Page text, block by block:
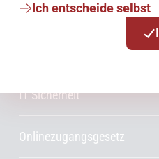
Ich entscheide selbst
Künstliche Intelligenz
IT Sicherheit
Onlinezugangsgesetz